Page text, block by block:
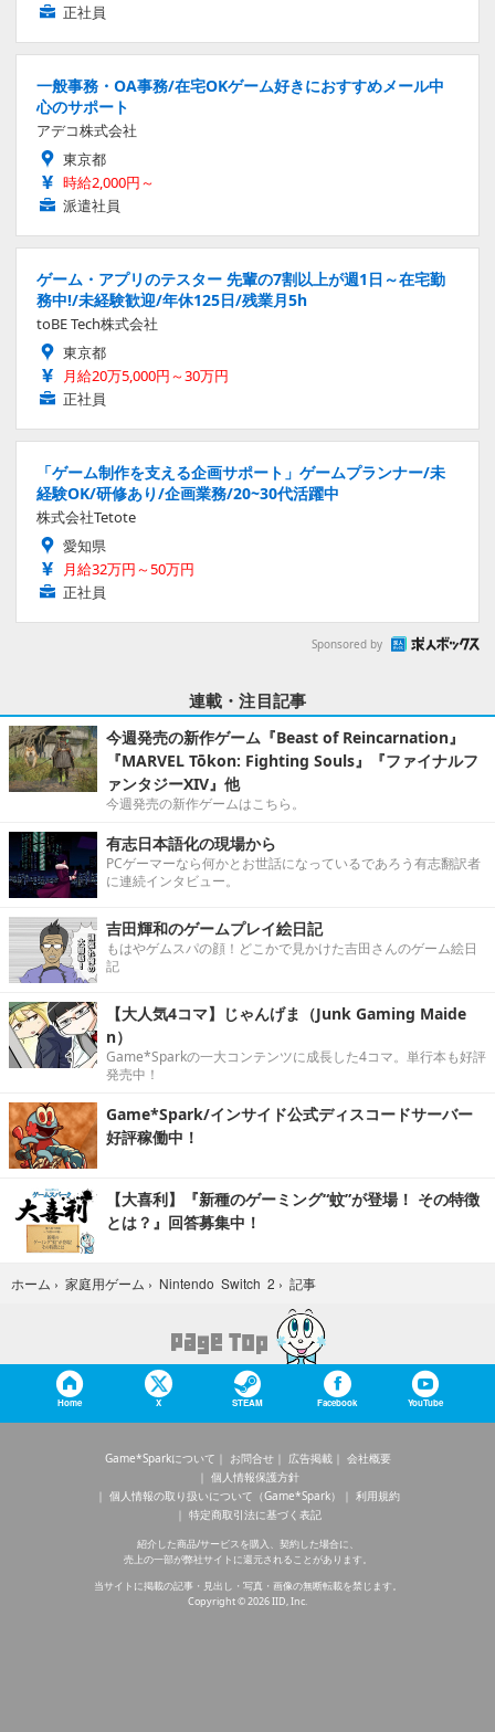
正社員
一般事務・OA事務/在宅OKゲーム好きにおすすめメール中
心のサポート
アデコ株式会社
東京都
時給2,000円～
派遣社員
ゲーム・アプリのテスター 先輩の7割以上が週1日～在宅勤
務中!/未経験歓迎/年休125日/残業月5h
toBE Tech株式会社
東京都
月給20万5,000円～30万円
正社員
「ゲーム制作を支える企画サポート」ゲームプランナー/未
経験OK/研修あり/企画業務/20~30代活躍中
株式会社Tetote
愛知県
月給32万円～50万円
正社員
Sponsored by
連載・注目記事
今週発売の新作ゲーム『Beast of Reincarnation』
『MARVEL Tōkon: Fighting Souls』『ファイナルフ
ァンタジーXIV』他
今週発売の新作ゲームはこちら。
有志日本語化の現場から
PCゲーマーなら何かとお世話になっているであろう有志翻訳者
に連続インタビュー。
吉田輝和のゲームプレイ絵日記
もはやゲムスパの顔！どこかで見かけた吉田さんのゲーム絵日
記
【大人気4コマ】じゃんげま（Junk Gaming Maide
n）
Game*Sparkの一大コンテンツに成長した4コマ。単行本も好評
発売中！
Game*Spark/インサイド公式ディスコードサーバー
好評稼働中！
【大喜利】『新種のゲーミング“蚊”が登場！ その特徴
とは？』回答募集中！
ホーム › 家庭用ゲーム › Nintendo Switch 2 › 記事
Home X STEAM Facebook YouTube
Game*Sparkについて お問合せ 広告掲載
会社概要
個人情報保護方針
個人情報の取り扱いについて（Game*Spark）
利用規約
特定商取引法に基づく表記
紹介した商品/サービスを購入、契約した場合に、
売上の一部が弊社サイトに還元されることがあります。
当サイトに掲載の記事・見出し・写真・画像の無断転載を禁じます。
Copyright © 2026 IID, Inc.